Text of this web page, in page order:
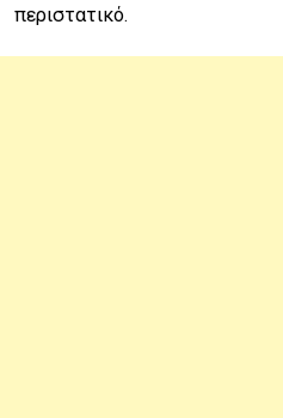
περιστατικό.